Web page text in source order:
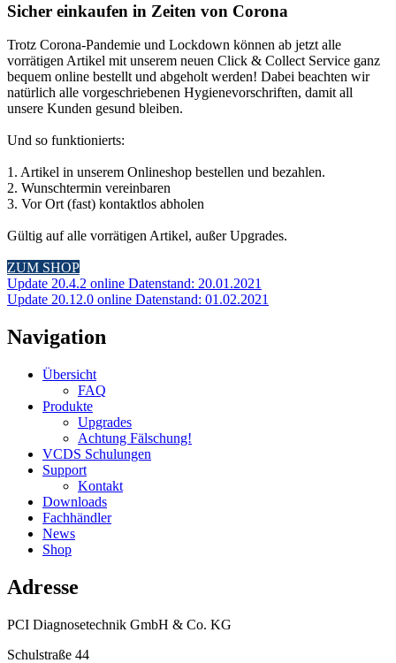
Sicher einkaufen in Zeiten von Corona
Trotz Corona-Pandemie und Lockdown können ab jetzt alle
vorrätigen Artikel mit unserem neuen Click & Collect Service ganz
bequem online bestellt und abgeholt werden! Dabei beachten wir
natürlich alle vorgeschriebenen Hygienevorschriften, damit all
unsere Kunden gesund bleiben.
Und so funktionierts:
1. Artikel in unserem Onlineshop bestellen und bezahlen.
2. Wunschtermin vereinbaren
3. Vor Ort (fast) kontaktlos abholen
Gültig auf alle vorrätigen Artikel, außer Upgrades.
ZUM SHOP
Update 20.4.2 online Datenstand: 20.01.2021
Update 20.12.0 online Datenstand: 01.02.2021
Navigation
Übersicht
FAQ
Produkte
Upgrades
Achtung Fälschung!
VCDS Schulungen
Support
Kontakt
Downloads
Fachhändler
News
Shop
Adresse
PCI Diagnosetechnik GmbH & Co. KG
Schulstraße 44